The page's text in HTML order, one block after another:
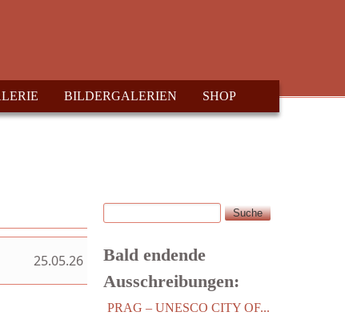
BILDERGALERIEN SHOP
25.05.26
Suchformular
Suche
Bald endende
Ausschreibungen:
PRAG – UNESCO CITY OF...